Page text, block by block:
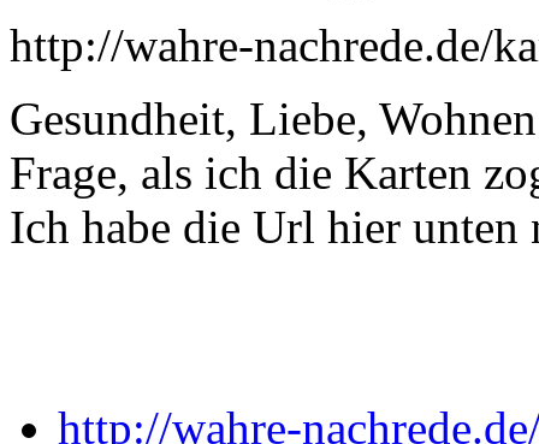
http://wahre-nachrede.de/
Gesundheit, Liebe,
Frage, als ich die Karten
Ich habe die Url hier unten
http://wahre-